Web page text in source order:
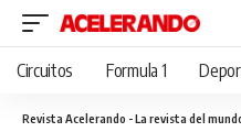
Circuitos Formula 1
Revista Acelerando - La revista del